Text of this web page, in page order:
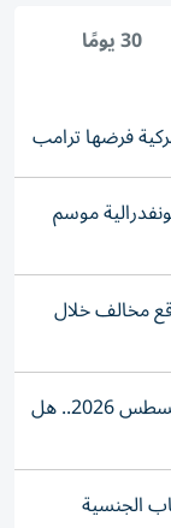
30 يومًا
موسم
تحجب 14 ألف موقع مخالف خلال
سعر الذهب في مصر اليوم الخميس 6 أغسطس 2026.. هل
الجنسية